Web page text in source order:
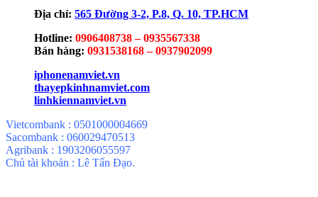
Địa chỉ: 565 Đường 3-2, P.8, Q. 10, TP.HCM
Hotline: 0906408738 – 0935567338
Bán hàng: 0931538168 – 0937902099
iphonenamviet.vn
thayepkinhnamviet.com
linhkiennamviet.vn
Vietcombank : 0501000004669
Sacombank : 060029470513
Agribank : 1903206055597
Chủ tài khoản : Lê Tấn Đạo.